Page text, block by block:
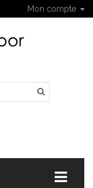
Mon compte